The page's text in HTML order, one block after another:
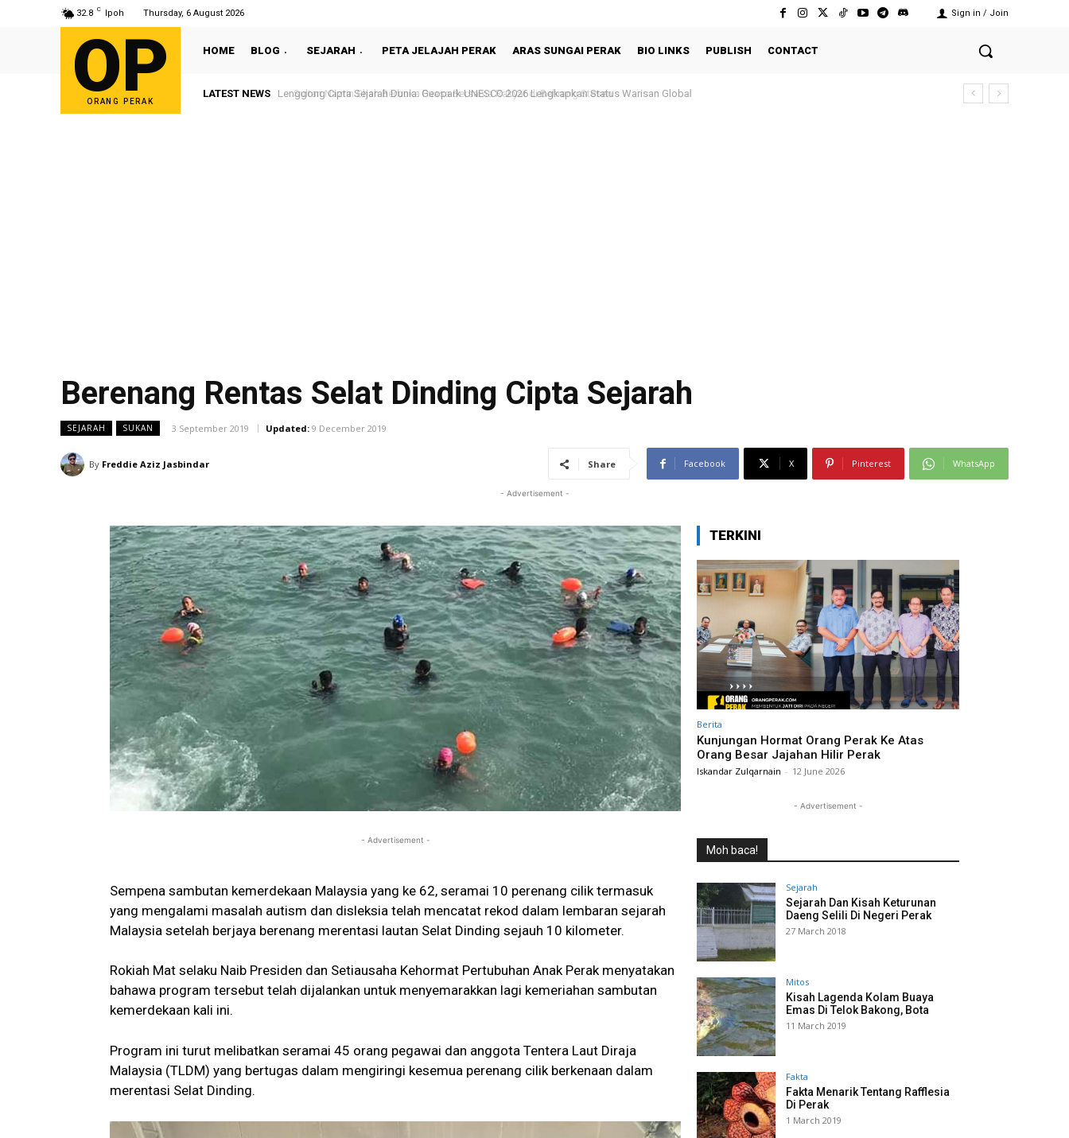
32.8 C Ipoh Thursday, 6 August 2026 Sign in / Join
OP
ORANG PERAK
HOME BLOG SEJARAH PETA JELAJAH PERAK ARAS SUNGAI PERAK BIO LINKS PUBLISH CONTACT
LATEST NEWS Sultan Nazrin Shah Berbuka Puasa Bersama Rakyat di Behrang Stesen
Berenang Rentas Selat Dinding Cipta Sejarah
SEJARAH SUKAN 3 September 2019 Updated: 9 December 2019
By Freddie Aziz Jasbindar Share Facebook X Pinterest WhatsApp
- Advertisement -
- Advertisement -
Sempena sambutan kemerdekaan Malaysia yang ke 62, seramai 10 perenang cilik termasuk
yang mengalami masalah autism dan disleksia telah mencatat rekod dalam lembaran sejarah
Malaysia setelah berjaya berenang merentasi lautan Selat Dinding sejauh 10 kilometer.
Rokiah Mat selaku Naib Presiden dan Setiausaha Kehormat Pertubuhan Anak Perak menyatakan
bahawa program tersebut telah dijalankan untuk menyemarakkan lagi kemeriahan sambutan
kemerdekaan kali ini.
Program ini turut melibatkan seramai 45 orang pegawai dan anggota Tentera Laut Diraja
Malaysia (TLDM) yang bertugas dalam mengiringi kesemua perenang cilik berkenaan dalam
merentasi Selat Dinding.
TERKINI
Berita
Kunjungan Hormat Orang Perak Ke Atas
Orang Besar Jajahan Hilir Perak
Iskandar Zulqarnain - 12 June 2026
- Advertisement -
Moh baca!
Sejarah
Sejarah Dan Kisah Keturunan
Daeng Selili Di Negeri Perak
27 March 2018
Mitos
Kisah Lagenda Kolam Buaya
Emas Di Telok Bakong, Bota
11 March 2019
Fakta
Fakta Menarik Tentang Rafflesia
Di Perak
1 March 2019